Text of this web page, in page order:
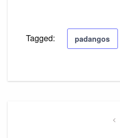
Tagged: padangos